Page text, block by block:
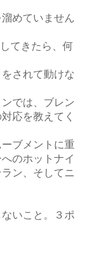
めていません
てきたら、何
されて動けな
では、ブレン
応を教えてく
ブメントに重
のホットナイ
ン、そしてニ
いこと。３ポ